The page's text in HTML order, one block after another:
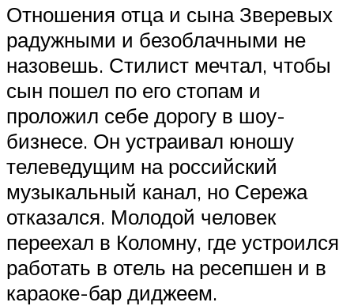
Отношения отца и сына Зверевых
радужными и безоблачными не
назовешь. Стилист мечтал, чтобы
сын пошел по его стопам и
проложил себе дорогу в шоу-
бизнесе. Он устраивал юношу
телеведущим на российский
музыкальный канал, но Сережа
отказался. Молодой человек
переехал в Коломну, где устроился
работать в отель на ресепшен и в
караоке-бар диджеем.